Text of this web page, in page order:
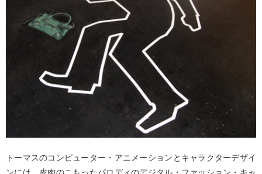
トーマスのコンピューター・アニメーションとキャラクターデザイ
ンには、皮肉のこもったパロディのデジタル・ファッション・キャ